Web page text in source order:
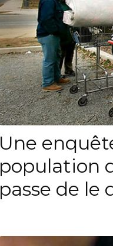
Une
population
passe de le